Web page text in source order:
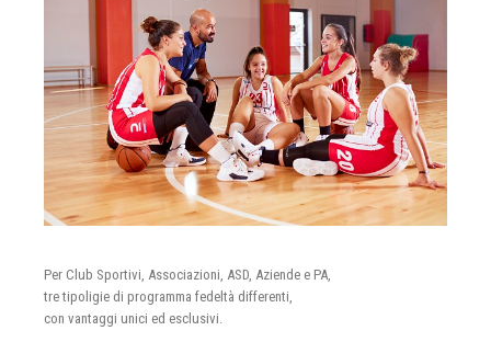
Per Club Sportivi, Associazioni, ASD, Aziende e PA,
tre tipoligie di programma fedeltà differenti,
con vantaggi unici ed esclusivi.